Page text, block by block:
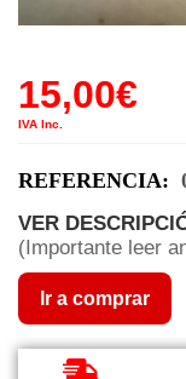
15,00€
IVA Inc.
REFERENCIA:
VER
(Importante leer
Ir a comprar